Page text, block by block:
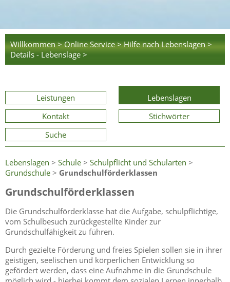
Willkommen > Online Service > Hilfe nach Lebenslagen >
Details - Lebenslage >
Leistungen
Lebenslagen
Kontakt
Stichwörter
Suche
Lebenslagen > Schule > Schulpflicht und Schularten >
Grundschule > Grundschulförderklassen
Grundschulförderklassen
Die Grundschulförderklasse hat die Aufgabe, schulpflichtige,
vom Schulbesuch zurückgestellte Kinder zur
Grundschulfähigkeit zu führen.
Durch gezielte Förderung und freies Spielen sollen sie in ihrer
geistigen, seelischen und körperlichen Entwicklung so
gefördert werden, dass eine Aufnahme in die Grundschule